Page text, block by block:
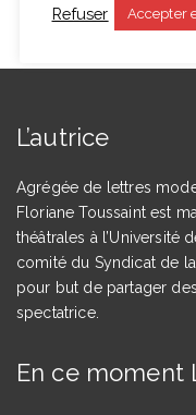
L’autrice
Agrégée de lettres
Floriane Toussaint est
théâtrales à l’Université
comité du Syndicat de
pour but de partager
spectatrice.
En ce moment
Refuser Accepter